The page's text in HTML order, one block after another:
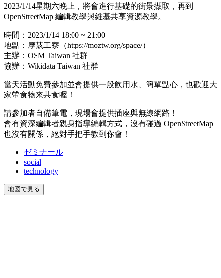
2023/1/14星期六晚上，將會進行基礎的街景擷取，再到
OpenStreetMap 編輯教學與維基共享資源教學。
時間：2023/1/14 18:00 ~ 21:00
地點：摩茲工寮（https://moztw.org/space/）
主辦：OSM Taiwan 社群
協辦：Wikidata Taiwan 社群
當天活動免費參加並會提供一般飲用水、簡單點心，也歡迎大
家帶食物來共食喔！
請參加者自備筆電，現場會提供插座與無線網路！
會有資深編輯者親身指導編輯方式，沒有碰過 OpenStreetMap
也沒有關係，絕對手把手教到你會！
ゼミナール
social
technology
地図で見る